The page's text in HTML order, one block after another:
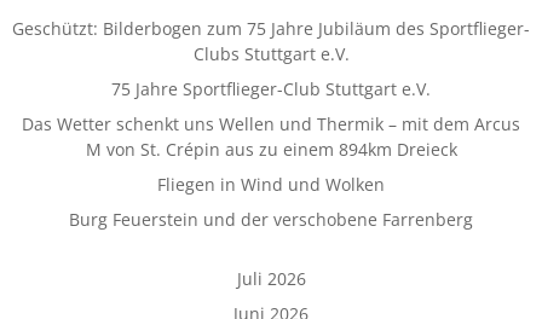
Geschützt: Bilderbogen zum 75 Jahre Jubiläum des Sportflieger-
Clubs Stuttgart e.V.
75 Jahre Sportflieger-Club Stuttgart e.V.
Das Wetter schenkt uns Wellen und Thermik – mit dem Arcus
M von St. Crépin aus zu einem 894km Dreieck
Fliegen in Wind und Wolken
Burg Feuerstein und der verschobene Farrenberg
Juli 2026
Juni 2026